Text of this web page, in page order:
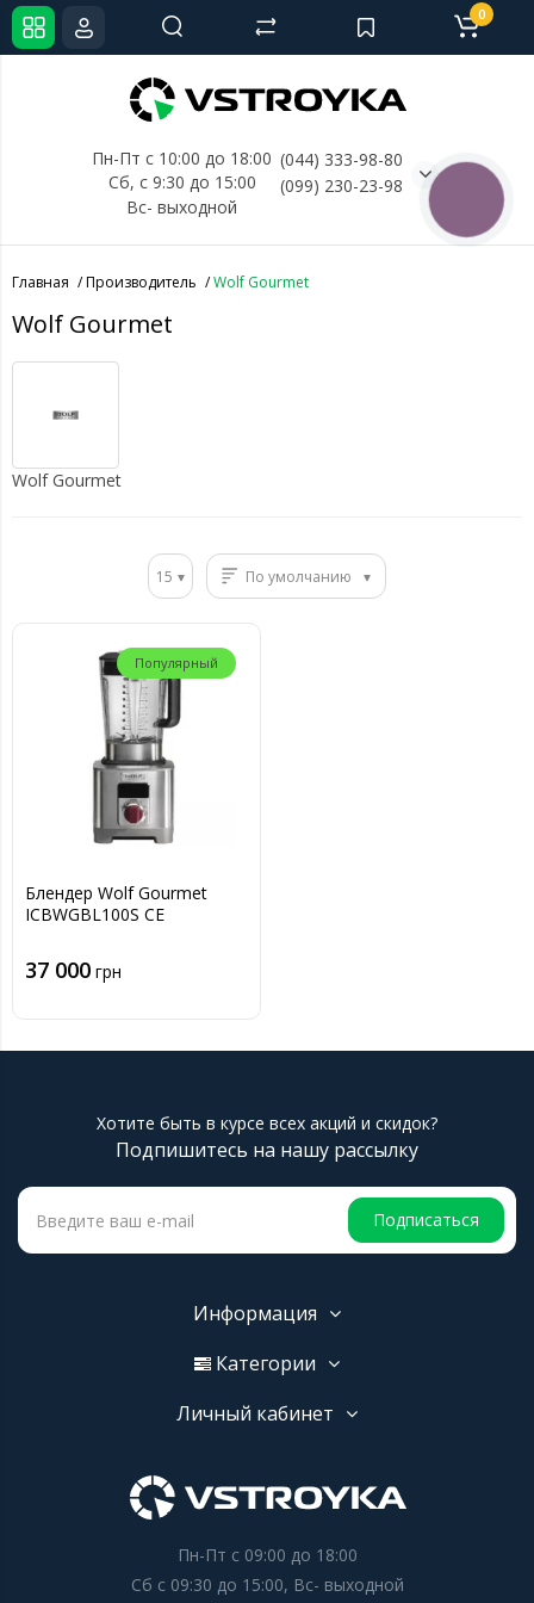
Пн-Пт с 10:00 до 18:00
Сб, с 9:30 до 15:00
Вс- выходной
(044) 333-98-80
(099) 230-23-98
0
Главная Производитель Wolf Gourmet
Wolf Gourmet
Wolf Gourmet
15 По умолчанию
Популярный
Блендер Wolf Gourmet
ICBWGBL100S CE
37 000 грн
Хотите быть в курсе всех акций и скидок?
Подпишитесь на нашу рассылку
Подписаться
Информация
Категории
Личный кабинет
Пн-Пт с 09:00 до 18:00
Сб с 09:30 до 15:00, Вс- выходной